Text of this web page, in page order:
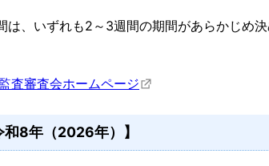
、いずれも2～3週間の期間があらかじめ
査審査会ホームページ
8年（2026年）】